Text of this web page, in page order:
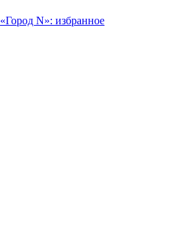
«Город N»: избранное